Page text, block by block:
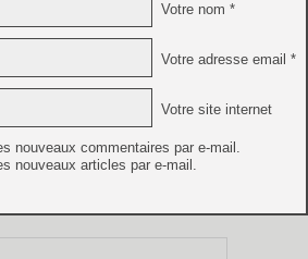
Votre nom *
Votre adresse email *
Votre site internet
nouveaux commentaires par e-mail.
nouveaux articles par e-mail.